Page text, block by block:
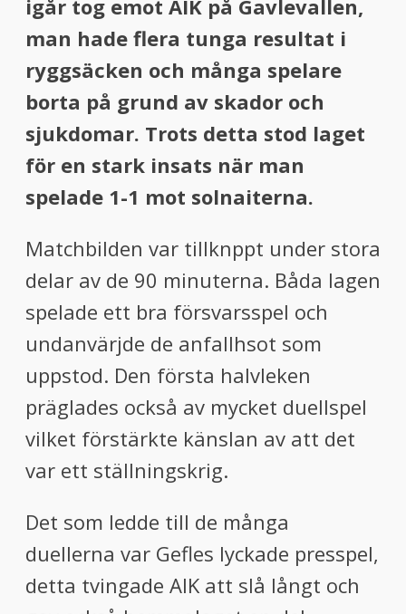
igår tog emot AIK på Gavlevallen,
man hade flera tunga resultat i
ryggsäcken och många spelare
borta på grund av skador och
sjukdomar. Trots detta stod laget
för en stark insats när man
spelade 1-1 mot solnaiterna.
Matchbilden var tillknppt under stora
delar av de 90 minuterna. Båda lagen
spelade ett bra försvarsspel och
undanvärjde de anfallhsot som
uppstod. Den första halvleken
präglades också av mycket duellspel
vilket förstärkte känslan av att det
var ett ställningskrig.
Det som ledde till de många
duellerna var Gefles lyckade presspel,
detta tvingade AIK att slå långt och